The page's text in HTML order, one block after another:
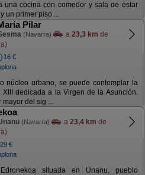
una cocina con comedor y sala de estar
un primer piso ...
Pilar
(Navarra) a 23,3 km de
16 €
núcleo urbano, se puede contemplar la
dedicada a la Virgen de la Asunción.
mayor del sig ...
(Navarra) a 23,4 km de
29 €
situada en Unanu, pueblo